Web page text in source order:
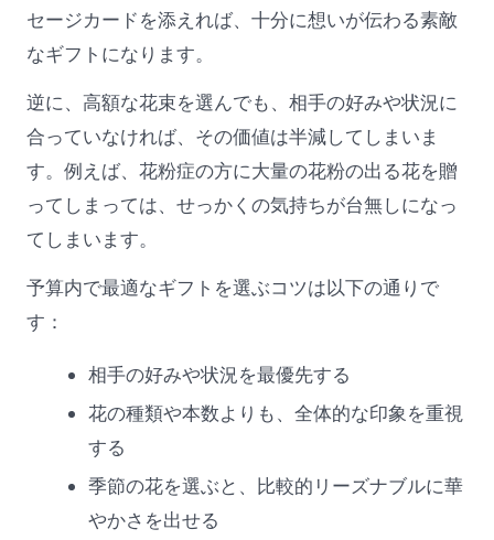
セージカードを添えれば、十分に想いが伝わる素敵
なギフトになります。
逆に、高額な花束を選んでも、相手の好みや状況に
合っていなければ、その価値は半減してしまいま
す。例えば、花粉症の方に大量の花粉の出る花を贈
ってしまっては、せっかくの気持ちが台無しになっ
てしまいます。
予算内で最適なギフトを選ぶコツは以下の通りで
す：
相手の好みや状況を最優先する
花の種類や本数よりも、全体的な印象を重視
する
季節の花を選ぶと、比較的リーズナブルに華
やかさを出せる